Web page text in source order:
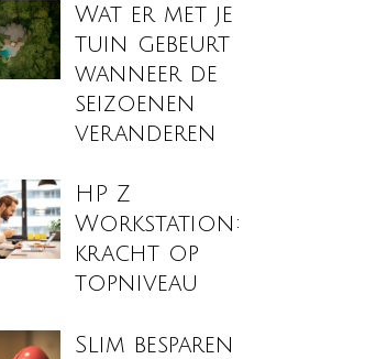
Wat er met je
tuin gebeurt
wanneer de
seizoenen
veranderen
HP Z
Workstation:
kracht op
topniveau
Slim besparen